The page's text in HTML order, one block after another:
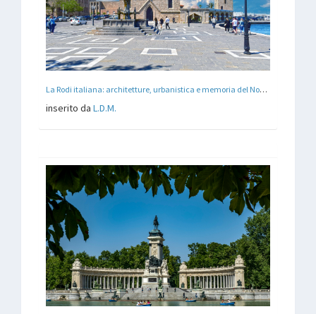
La Rodi italiana: architetture, urbanistica e memoria del Novecento nel Dodecaneso
inserito da L.D.M.